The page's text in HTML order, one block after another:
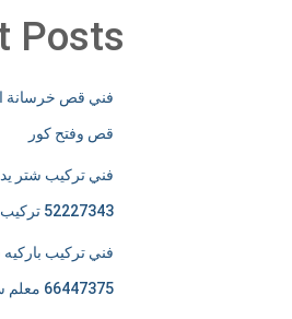
Posts
قص وفتح كور
فني تركيب شتر
52227343 تركيب شترات
فني تركيب
66447375 معلم سيراميك و باركيه